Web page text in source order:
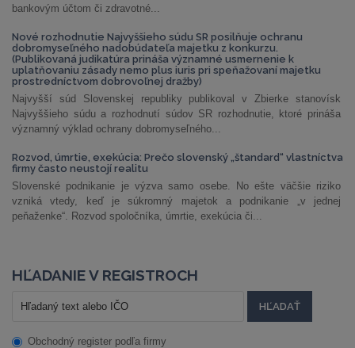
bankovým účtom či zdravotné...
Nové rozhodnutie Najvyššieho súdu SR posilňuje ochranu
dobromyseľného nadobúdateľa majetku z konkurzu.
(Publikovaná judikatúra prináša významné usmernenie k
uplatňovaniu zásady nemo plus iuris pri speňažovaní majetku
prostredníctvom dobrovoľnej dražby)
Najvyšší súd Slovenskej republiky publikoval v Zbierke stanovísk
Najvyššieho súdu a rozhodnutí súdov SR rozhodnutie, ktoré prináša
významný výklad ochrany dobromyseľného...
Rozvod, úmrtie, exekúcia: Prečo slovenský „štandard“ vlastníctva
firmy často neustojí realitu
Slovenské podnikanie je výzva samo osebe. No ešte väčšie riziko
vzniká vtedy, keď je súkromný majetok a podnikanie „v jednej
peňaženke“. Rozvod spoločníka, úmrtie, exekúcia či...
HĽADANIE V REGISTROCH
Obchodný register podľa firmy